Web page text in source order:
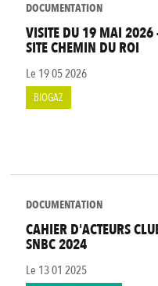
DOCUMENTATION
VISITE DU 19 MAI 2026
SITE CHEMIN DU ROI
Le 19 05 2026
BIOGAZ
DOCUMENTATION
CAHIER D'ACTEURS
SNBC 2024
Le 13 01 2025